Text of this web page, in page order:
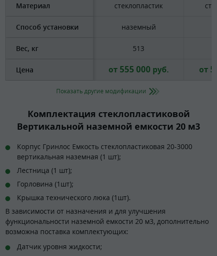
Материал стеклопластик
Способ установки наземный
Вес, кг 513
Цена от 555 000 руб. от
Показать другие модификации
Комплектация стеклопластиковой
Вертикальной наземной емкости 20 м3
Корпус Гринлос Емкость стеклопластиковая 20-3000
вертикальная наземная (1 шт);
Лестница (1 шт);
Горловина (1шт);
Крышка технического люка (1шт).
В зависимости от назначения и для улучшения
функциональности наземной емкости 20 м3, дополнительно
возможна поставка комплектующих:
Датчик уровня жидкости;